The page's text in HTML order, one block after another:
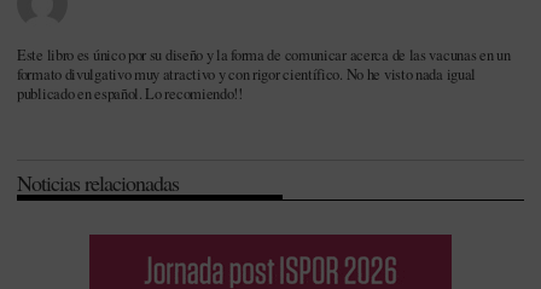
Este libro es único por su diseño y la forma de comunicar acerca de las vacunas en un
formato divulgativo muy atractivo y con rigor científico. No he visto nada igual
publicado en español. Lo recomiendo!!
Noticias relacionadas